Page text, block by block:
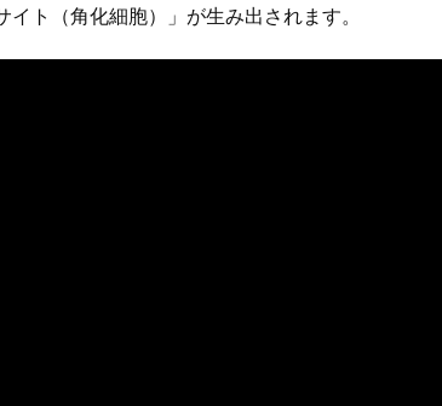
ト（角化細胞）」が生み出されます。